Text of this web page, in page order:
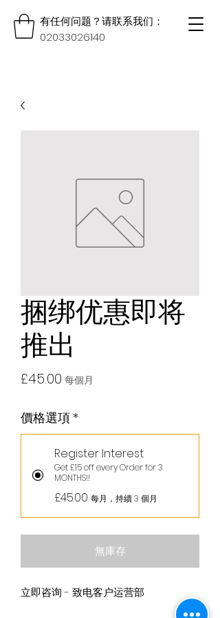
有任何问题？请联系我们：
02033026140
捆绑优惠即将
推出
£45.00價
每個月
價格選項 *
Register Interest
Get £15 off every Order for 3
MONTHS!!
£45.00 每月，持續 3 個月
無庫存
立即咨询 - 致电客户运营部